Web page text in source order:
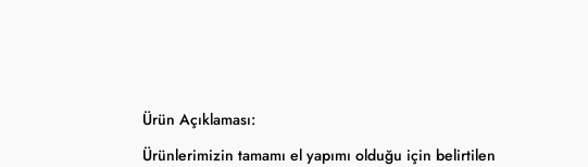
Ürün Açıklaması:
Ürünlerimizin tamamı el yapımı olduğu için belirtilen